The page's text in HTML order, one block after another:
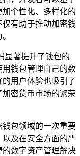
个性化、多样化的
有助于推动加密钱
显著提升了钱包的
钱包管理自己的数
用户体验也吸引了
密货币市场的繁荣
钱包领域的一次重要
及在安全方面的严
数字资产管理解决